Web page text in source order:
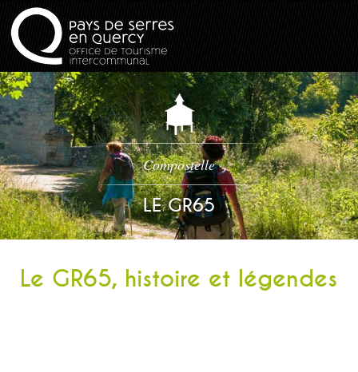
Compostelle
LE GR65
Le GR65, histoire et légendes